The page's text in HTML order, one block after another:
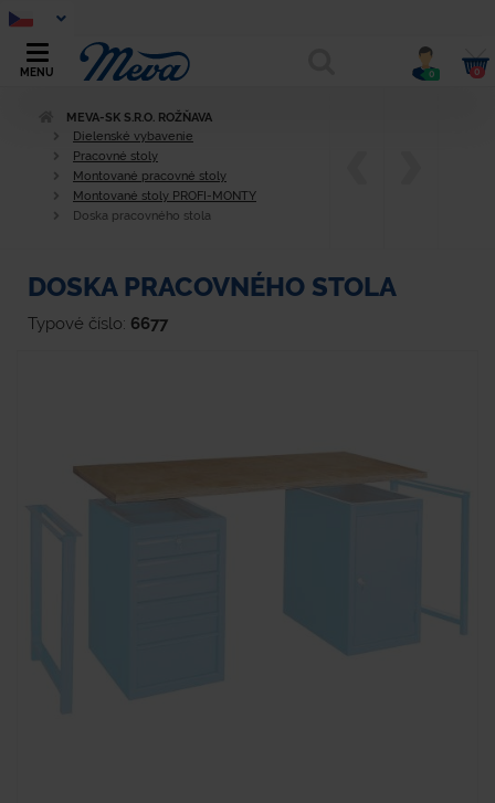
MENU 0 0
MEVA-SK S.R.O. ROŽŇAVA
Dielenské vybavenie
Pracovné stoly
Montované pracovné stoly
Montované stoly PROFI-MONTY
Doska pracovného stola
DOSKA PRACOVNÉHO STOLA
Typové číslo: 6677